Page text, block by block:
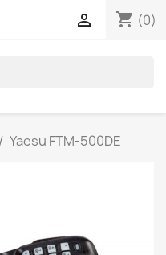
shopping_cart (0)

Yaesu FTM-500DE